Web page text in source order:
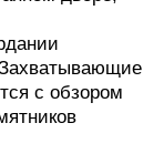
с обзором